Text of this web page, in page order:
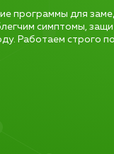
программы для
симптомы,
Работаем строго